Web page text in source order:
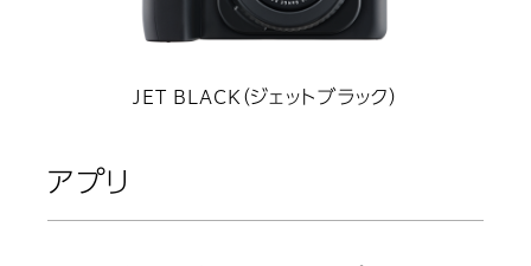
JET BLACK（ジェットブラック）
アプリ